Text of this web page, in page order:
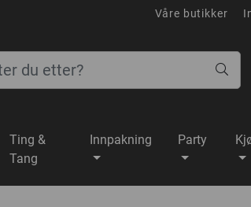
Våre butikker
Ting &
Tang
Innpakning Party